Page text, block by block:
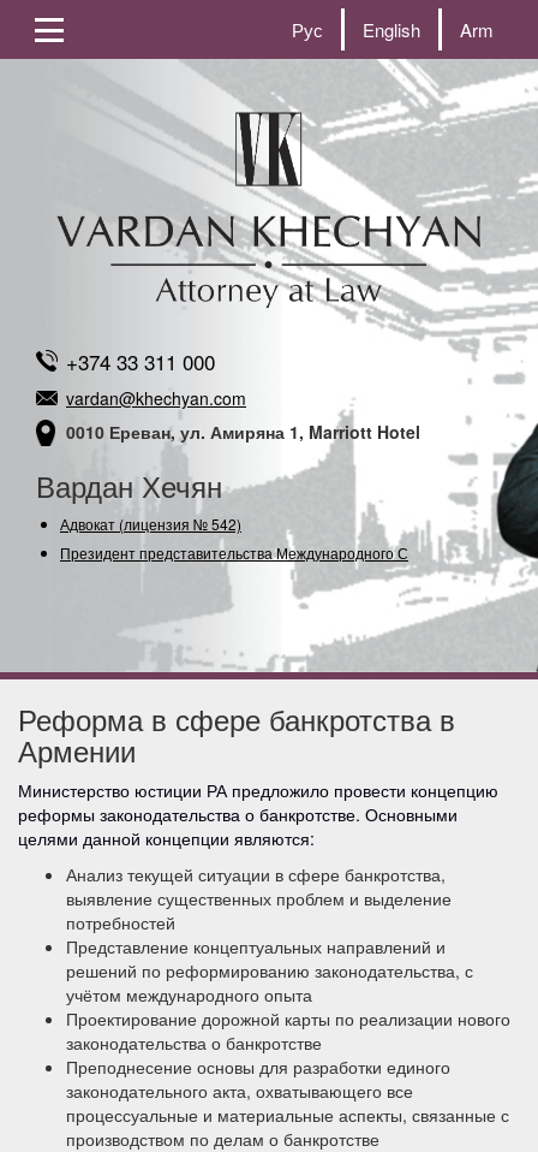
Рус English Arm
+374 33 311 000
vardan@khechyan.com
0010 Ереван, ул. Амиряна 1, Marriott Hotel
Вардан Хечян
Адвокат (лицензия № 542)
Президент представительства Международного Союз
Реформа в сфере банкротства в
Армении
Министерство юстиции РА предложило провести концепцию
реформы законодательства о банкротстве. Основными
целями данной концепции являются:
Анализ текущей ситуации в сфере банкротства,
выявление существенных проблем и выделение
потребностей
Представление концептуальных направлений и
решений по реформированию законодательства, с
учётом международного опыта
Проектирование дорожной карты по реализации нового
законодательства о банкротстве
Преподнесение основы для разработки единого
законодательного акта, охватывающего все
процессуальные и материальные аспекты, связанные с
производством по делам о банкротстве